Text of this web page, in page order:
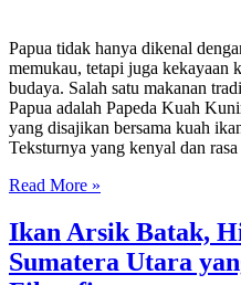
Papua tidak hanya dikenal
memukau, tetapi juga kekayaan
budaya. Salah satu makanan
Papua adalah Papeda Kuah
yang disajikan bersama kuah
Teksturnya yang kenyal dan
Read More »
Ikan Arsik Batak,
Sumatera Utara